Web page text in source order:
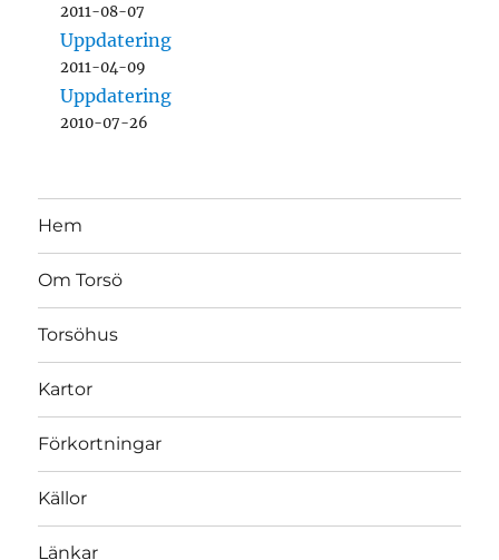
2011-08-07
Uppdatering
2011-04-09
Uppdatering
2010-07-26
Hem
Om Torsö
Torsöhus
Kartor
Förkortningar
Källor
Länkar